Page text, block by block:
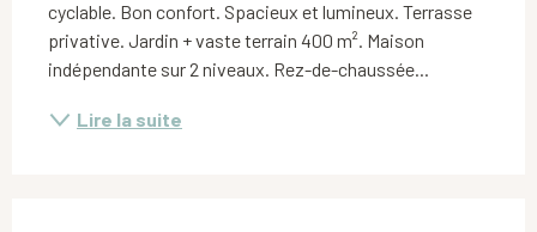
cyclable. Bon confort. Spacieux et lumineux. Terrasse
privative. Jardin + vaste terrain 400 m². Maison
indépendante sur 2 niveaux. Rez-de-chaussée...
Lire la suite